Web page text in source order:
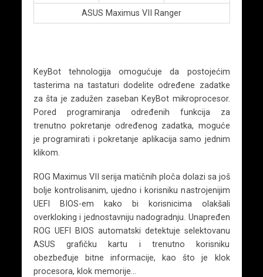
ASUS Maximus VII Ranger
KeyBot tehnologija omogućuje da postojećim
tasterima na tastaturi dodelite određene zadatke
za šta je zadužen zaseban KeyBot mikroprocesor.
Pored programiranja određenih funkcija za
trenutno pokretanje određenog zadatka, moguće
je programirati i pokretanje aplikacija samo jednim
klikom.
ROG Maximus VII serija matičnih ploča dolazi sa još
bolje kontrolisanim, ujedno i korisniku nastrojenijim
UEFI BIOS-em kako bi korisnicima olakšali
overkloking i jednostavniju nadogradnju. Unapređen
ROG UEFI BIOS automatski detektuje selektovanu
ASUS grafičku kartu i trenutno korisniku
obezbeđuje bitne informacije, kao što je klok
procesora, klok memorije…